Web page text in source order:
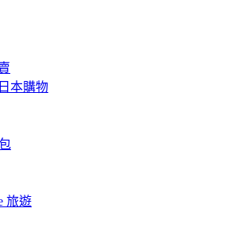
本購物
旅遊